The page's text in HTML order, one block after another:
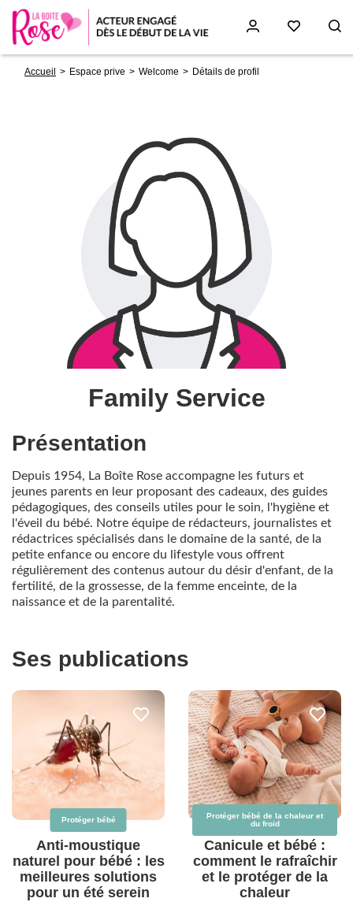
d'Ariane
Accueil Espace prive Welcome Détails de profil
Family Service
Présentation
Depuis 1954, La Boîte Rose accompagne les futurs et
jeunes parents en leur proposant des cadeaux, des guides
pédagogiques, des conseils utiles pour le soin, l'hygiène et
l'éveil du bébé. Notre équipe de rédacteurs, journalistes et
rédactrices spécialisés dans le domaine de la santé, de la
petite enfance ou encore du lifestyle vous offrent
régulièrement des contenus autour du désir d'enfant, de la
fertilité, de la grossesse, de la femme enceinte, de la
naissance et de la parentalité.
Ses publications
Protéger bébé
Anti-moustique
naturel pour bébé : les
meilleures solutions
pour un été serein
Protéger bébé de la chaleur et
du froid
Canicule et bébé :
comment le rafraîchir
et le protéger de la
chaleur